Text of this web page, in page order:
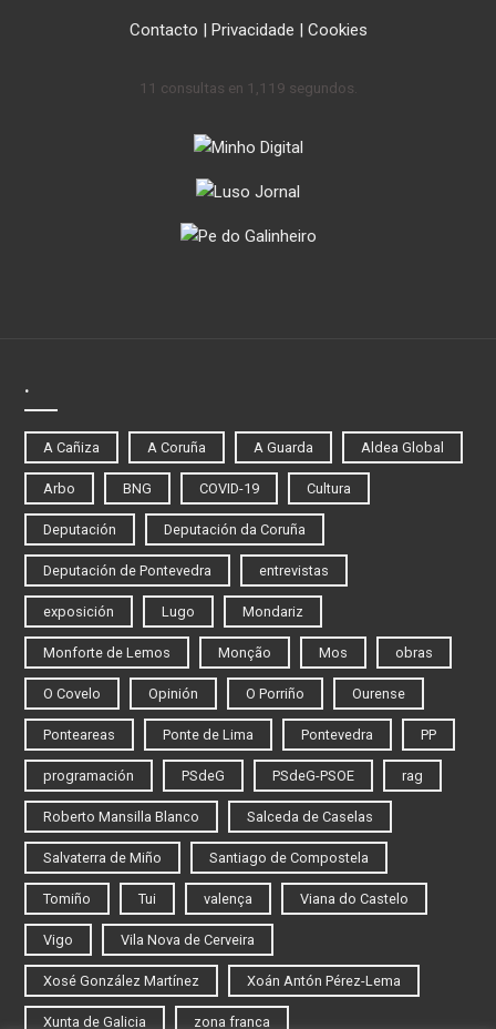
Contacto | Privacidade | Cookies
11 consultas en 1,119 segundos.
.
A Cañiza A Coruña A Guarda Aldea Global
Arbo BNG COVID-19 Cultura
Deputación Deputación da Coruña
Deputación de Pontevedra entrevistas
exposición Lugo Mondariz
Monforte de Lemos Monção Mos obras
O Covelo Opinión O Porriño Ourense
Ponteareas Ponte de Lima Pontevedra PP
programación PSdeG PSdeG-PSOE rag
Roberto Mansilla Blanco Salceda de Caselas
Salvaterra de Miño Santiago de Compostela
Tomiño Tui valença Viana do Castelo
Vigo Vila Nova de Cerveira
Xosé González Martínez Xoán Antón Pérez-Lema
Xunta de Galicia zona franca